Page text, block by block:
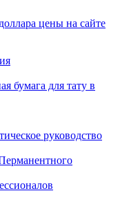
цены на сайте
бумага для тату в
руководство